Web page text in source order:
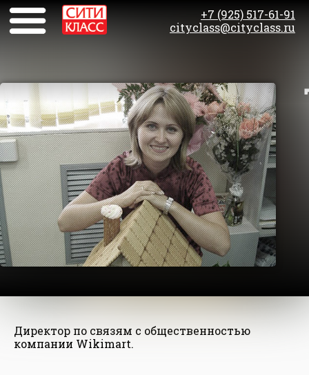
+7 (925) 517-61-91
cityclass@cityclass.ru
Директор по связям с общественностью
компании Wikimart.